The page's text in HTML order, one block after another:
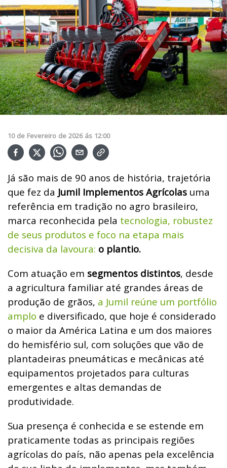
10 de Fevereiro de 2026 ás 12:00
Já são mais de 90 anos de história, trajetória
que fez da Jumil Implementos Agrícolas uma
referência em tradição no agro brasileiro,
marca reconhecida pela tecnologia, robustez
de seus produtos e foco na etapa mais
decisiva da lavoura: o plantio.
Com atuação em segmentos distintos, desde
a agricultura familiar até grandes áreas de
produção de grãos, a Jumil reúne um portfólio
amplo e diversificado, que hoje é considerado
o maior da América Latina e um dos maiores
do hemisfério sul, com soluções que vão de
plantadeiras pneumáticas e mecânicas até
equipamentos projetados para culturas
emergentes e altas demandas de
produtividade.
Sua presença é conhecida e se estende em
praticamente todas as principais regiões
agrícolas do país, não apenas pela excelência